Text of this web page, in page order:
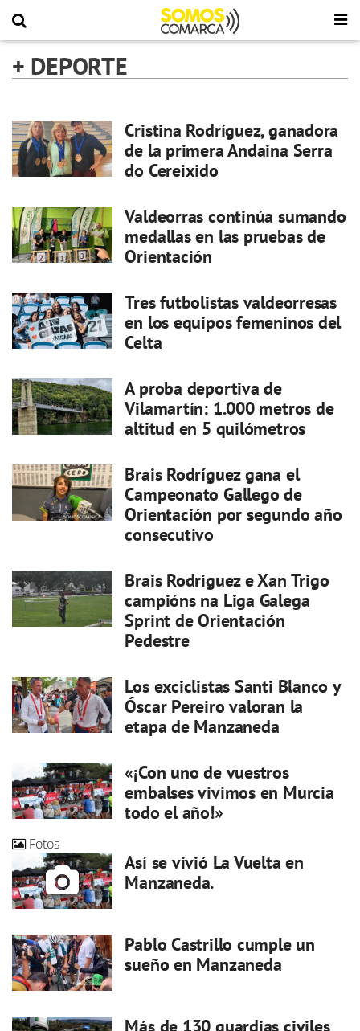
+ DEPORTE
Cristina Rodríguez, ganadora
de la primera Andaina Serra
do Cereixido
Valdeorras continúa sumando
medallas en las pruebas de
Orientación
Tres futbolistas valdeorresas
en los equipos femeninos del
Celta
A proba deportiva de
Vilamartín: 1.000 metros de
altitud en 5 quilómetros
Brais Rodríguez gana el
Campeonato Gallego de
Orientación por segundo año
consecutivo
Brais Rodríguez e Xan Trigo
campións na Liga Galega
Sprint de Orientación
Pedestre
Los exciclistas Santi Blanco y
Óscar Pereiro valoran la
etapa de Manzaneda
«¡Con uno de vuestros
embalses vivimos en Murcia
todo el año!»
Fotos
Así se vivió La Vuelta en
Manzaneda.
Pablo Castrillo cumple un
sueño en Manzaneda